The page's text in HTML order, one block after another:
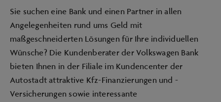
Sie suchen eine Bank und einen Partner in allen
Angelegenheiten rund ums Geld mit
maßgeschneiderten Lösungen für Ihre individuellen
Wünsche? Die Kundenberater der Volkswagen Bank
bieten Ihnen in der Filiale im Kundencenter der
Autostadt attraktive Kfz-Finanzierungen und -
Versicherungen sowie interessante